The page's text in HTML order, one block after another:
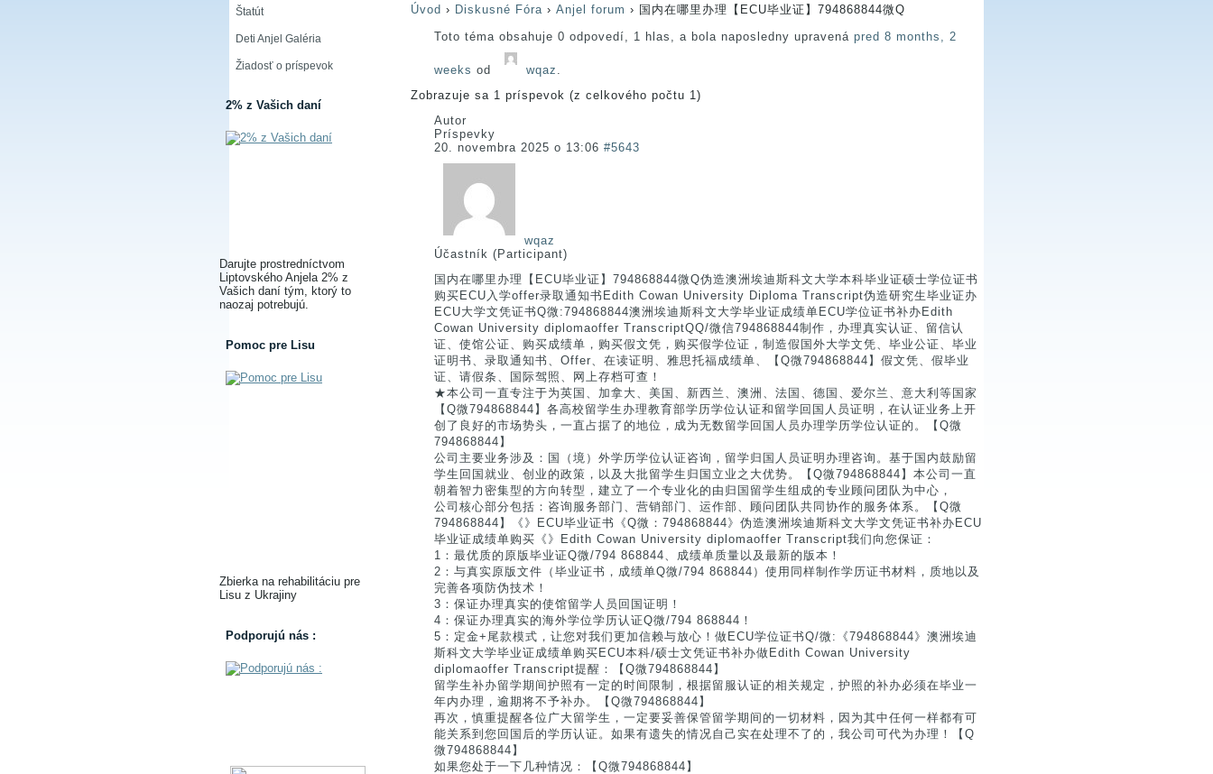
Štatút
Deti Anjel Galéria
Žiadosť o príspevok
2% z Vašich daní
Darujte prostredníctvom
Liptovského Anjela 2% z
Vašich daní tým, ktorý to
naozaj potrebujú.
Pomoc pre Lisu
Zbierka na rehabilitáciu pre
Lisu z Ukrajiny
Podporujú nás :
Úvod › Diskusné Fóra › Anjel forum › 国内在哪里办理【ECU毕业证】794868844微Q
Toto téma obsahuje 0 odpovedí, 1 hlas, a bola naposledny upravená pred 8 months, 2
weeks od wqaz .
Zobrazuje sa 1 príspevok (z celkového počtu 1)
Autor
Príspevky
20. novembra 2025 o 13:06 #5643
wqaz
Účastník (Participant)
国内在哪里办理【ECU毕业证】794868844微Q伪造澳洲埃迪斯科文大学本科毕业证硕士学位证书
购买ECU入学offer录取通知书Edith Cowan University Diploma Transcript伪造研究生毕业证办
ECU大学文凭证书Q微:794868844澳洲埃迪斯科文大学毕业证成绩单ECU学位证书补办Edith
Cowan University diplomaoffer TranscriptQQ/微信794868844制作，办理真实认证、留信认
证、使馆公证、购买成绩单，购买假文凭，购买假学位证，制造假国外大学文凭、毕业公证、毕业
证明书、录取通知书、Offer、在读证明、雅思托福成绩单、【Q微794868844】假文凭、假毕业
证、请假条、国际驾照、网上存档可查！
★本公司一直专注于为英国、加拿大、美国、新西兰、澳洲、法国、德国、爱尔兰、意大利等国家
【Q微794868844】各高校留学生办理教育部学历学位认证和留学回国人员证明，在认证业务上开
创了良好的市场势头，一直占据了的地位，成为无数留学回国人员办理学历学位认证的。【Q微
794868844】
公司主要业务涉及：国（境）外学历学位认证咨询，留学归国人员证明办理咨询。基于国内鼓励留
学生回国就业、创业的政策，以及大批留学生归国立业之大优势。【Q微794868844】本公司一直
朝着智力密集型的方向转型，建立了一个专业化的由归国留学生组成的专业顾问团队为中心，
公司核心部分包括：咨询服务部门、营销部门、运作部、顾问团队共同协作的服务体系。【Q微
794868844】《》ECU毕业证书《Q微：794868844》伪造澳洲埃迪斯科文大学文凭证书补办ECU
毕业证成绩单购买《》Edith Cowan University diplomaoffer Transcript我们向您保证：
1：最优质的原版毕业证Q微/794 868844、成绩单质量以及最新的版本！
2：与真实原版文件（毕业证书，成绩单Q微/794 868844）使用同样制作学历证书材料，质地以及
完善各项防伪技术！
3：保证办理真实的使馆留学人员回国证明！
4：保证办理真实的海外学位学历认证Q微/794 868844！
5：定金+尾款模式，让您对我们更加信赖与放心！做ECU学位证书Q/微:《794868844》澳洲埃迪
斯科文大学毕业证成绩单购买ECU本科/硕士文凭证书补办做Edith Cowan University
diplomaoffer Transcript提醒：【Q微794868844】
留学生补办留学期间护照有一定的时间限制，根据留服认证的相关规定，护照的补办必须在毕业一
年内办理，逾期将不予补办。【Q微794868844】
再次，慎重提醒各位广大留学生，一定要妥善保管留学期间的一切材料，因为其中任何一样都有可
能关系到您回国后的学历认证。如果有遗失的情况自己实在处理不了的，我公司可代为办理！【Q
微794868844】
如果您处于一下几种情况：【Q微794868844】